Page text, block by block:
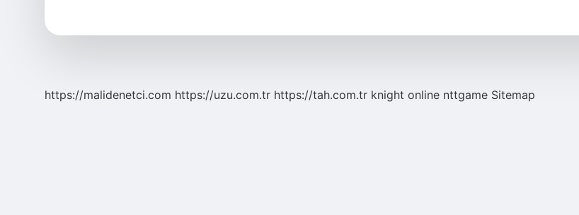
https://malidenetci.com https://uzu.com.tr https://tah.com.tr knight online nttgame Sitemap